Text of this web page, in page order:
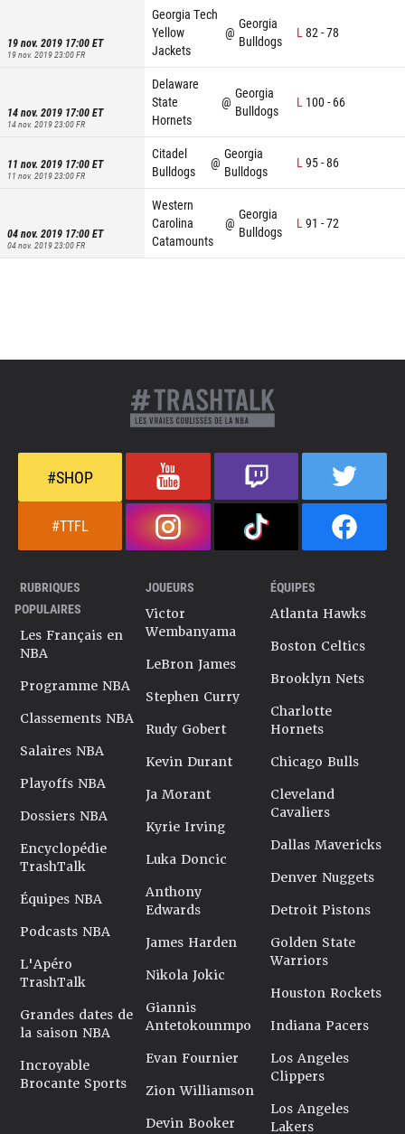
19 nov. 2019 17:00ET
19 nov. 2019 23:00FR
Georgia Tech
Yellow
Jackets
@
Georgia
Bulldogs
L82-78
14 nov. 2019 17:00ET
14 nov. 2019 23:00FR
Delaware
State
Hornets
@
Georgia
Bulldogs
L 100- 66
11 nov. 2019 17:00ET
11 nov. 2019 23:00FR
Citadel
Bulldogs
@
Georgia
Bulldogs
L95-86
04 nov. 2019 17:00ET
04 nov. 2019 23:00FR
Western
Carolina
Catamounts
@
Georgia
Bulldogs
L91 -72
#SHOP
#TTFL
RUBRIQUES
POPULAIRES
Les Français en
NBA
Programme NBA
Classements NBA
Salaires NBA
Playoffs NBA
Dossiers NBA
Encyclopédie
TrashTalk
Équipes NBA
Podcasts NBA
L'Apéro
TrashTalk
Grandes dates de
la saison NBA
Incroyable
Brocante Sports
JOUEURS
Victor
Wembanyama
LeBron James
Stephen Curry
Rudy Gobert
Kevin Durant
Ja Morant
Kyrie Irving
Luka Doncic
Anthony
Edwards
James Harden
Nikola Jokic
Giannis
Antetokounmpo
Evan Fournier
Zion Williamson
Devin Booker
ÉQUIPES
Atlanta Hawks
Boston Celtics
Brooklyn Nets
Charlotte
Hornets
Chicago Bulls
Cleveland
Cavaliers
Dallas Mavericks
Denver Nuggets
Detroit Pistons
Golden State
Warriors
Houston Rockets
Indiana Pacers
Los Angeles
Clippers
Los Angeles
Lakers